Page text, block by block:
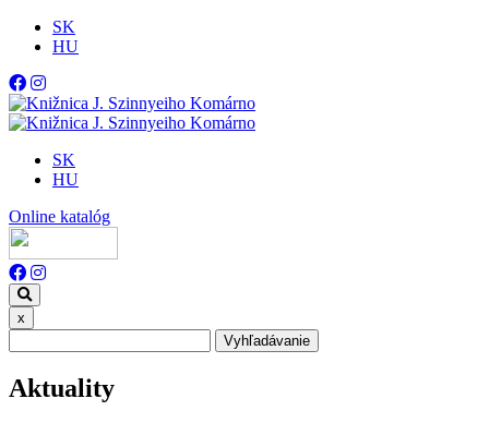
SK
HU
SK
HU
Online katalóg
x
Vyhľadávanie
Aktuality